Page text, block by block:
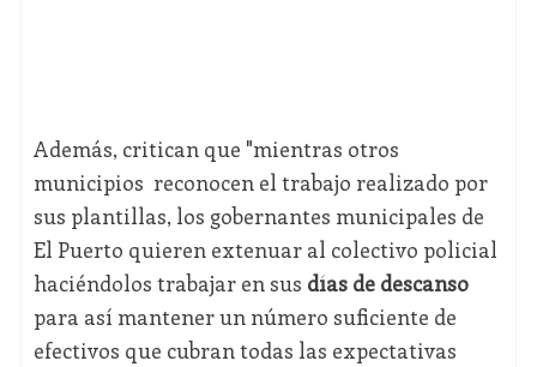
Además, critican que "mientras otros
municipios reconocen el trabajo realizado por
sus plantillas, los gobernantes municipales de
El Puerto quieren extenuar al colectivo policial
haciéndolos trabajar en sus días de descanso
para así mantener un número suficiente de
efectivos que cubran todas las expectativas